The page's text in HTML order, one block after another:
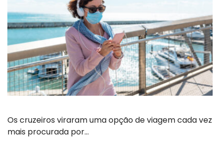
Os cruzeiros viraram uma opção de viagem cada vez
mais procurada por…